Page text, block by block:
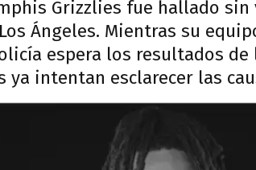
Grizzlies fue hallado sin
Ángeles. Mientras su
espera los resultados
ya intentan esclarecer las